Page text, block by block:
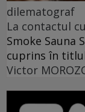
dilematograf
La contactul
Smoke Sauna
cuprins în
Victor